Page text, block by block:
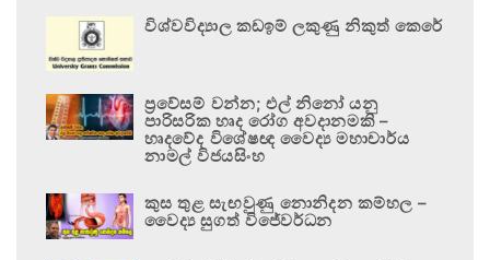
විශ්වවිද්‍යාල කඩඉම් ලකුණු නිකුත් කෙරේ
ප්‍රවේසම් වන්න; එල් නිනෝ යනු
පාරිසරික හෘද රෝග අවදානමකි –
හෘදවේද විශේෂඥ වෛද්‍ය මහාචාර්ය
නාමල් විජයසිංහ
කුස තුළ සැඟවුණු නොනිදන කම්හල –
වෛද්‍ය සුගත් විජේවර්ධන